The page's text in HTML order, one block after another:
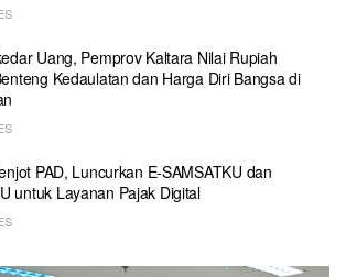
Uang, Pemprov Kaltara Nilai Rupiah
Kedaulatan dan Harga Diri Bangsa di
PAD, Luncurkan E-SAMSATKU dan
untuk Layanan Pajak Digital